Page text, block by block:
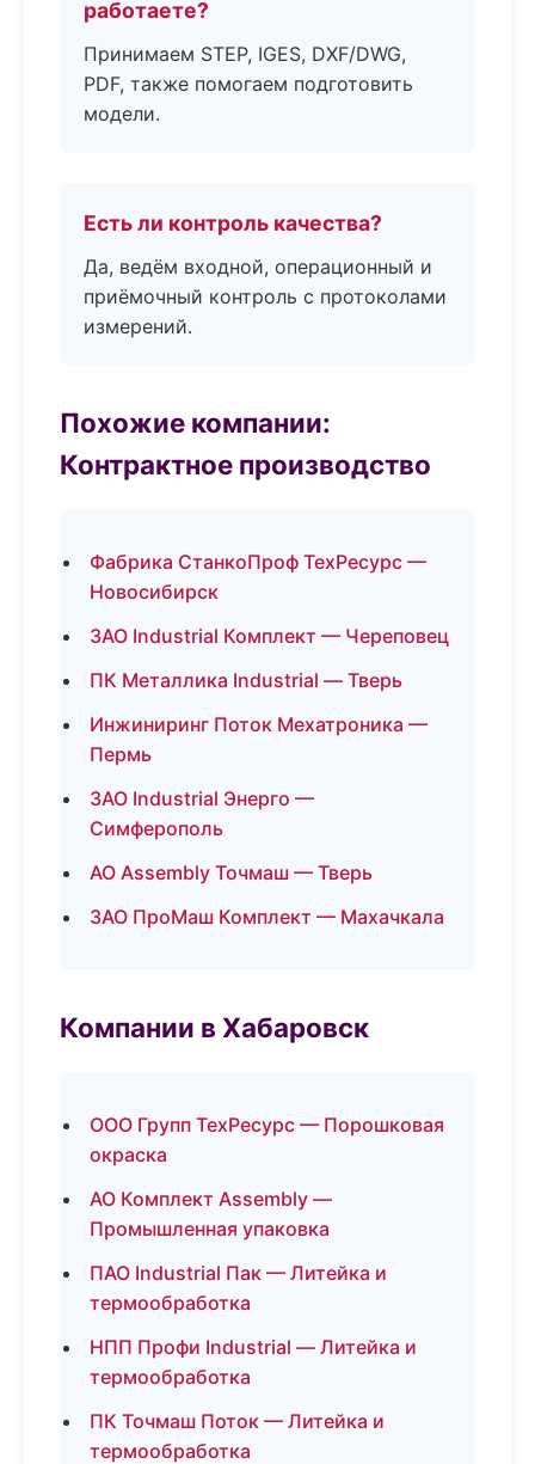
работаете?
Принимаем STEP, IGES, DXF/DWG,
PDF, также помогаем подготовить
модели.
Есть ли контроль качества?
Да, ведём входной, операционный и
приёмочный контроль с протоколами
измерений.
Похожие компании:
Контрактное производство
Фабрика СтанкоПроф ТехРесурс —
Новосибирск
ЗАО Industrial Комплект — Череповец
ПК Металлика Industrial — Тверь
Инжиниринг Поток Мехатроника —
Пермь
ЗАО Industrial Энерго —
Симферополь
АО Assembly Точмаш — Тверь
ЗАО ПроМаш Комплект — Махачкала
Компании в Хабаровск
ООО Групп ТехРесурс — Порошковая
окраска
АО Комплект Assembly —
Промышленная упаковка
ПАО Industrial Пак — Литейка и
термообработка
НПП Профи Industrial — Литейка и
термообработка
ПК Точмаш Поток — Литейка и
термообработка